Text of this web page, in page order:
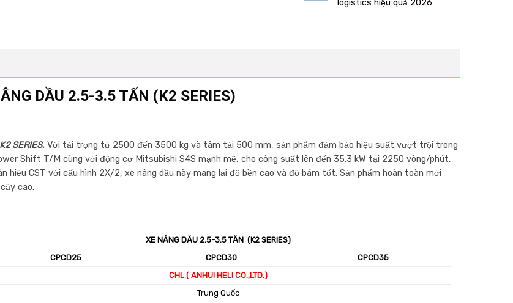
logistics hiệu quả 2026
DẦU 2.5-3.5 TẤN (K2 SERIES)
K2 SERIES, Với tải trọng từ 2500 đến 3500 kg và tâm tải 500 mm, sản phẩm đảm bảo hiệu suất vượt trội trong
Shift T/M cùng với động cơ Mitsubishi S4S mạnh mẽ, cho công suất lên đến 35.3 kW tại 2250 vòng/phút,
hiệu CST với cấu hình 2X/2, xe nâng dầu này mang lại độ bền cao và độ bám tốt. Sản phẩm hoàn toàn mới
cao.
XE NÂNG DẦU 2.5-3.5 TẤN (K2 SERIES)
CPCD25 CPCD30
CPCD35
CHL ( ANHUI HELI CO.,LTD.)
Trung Quốc